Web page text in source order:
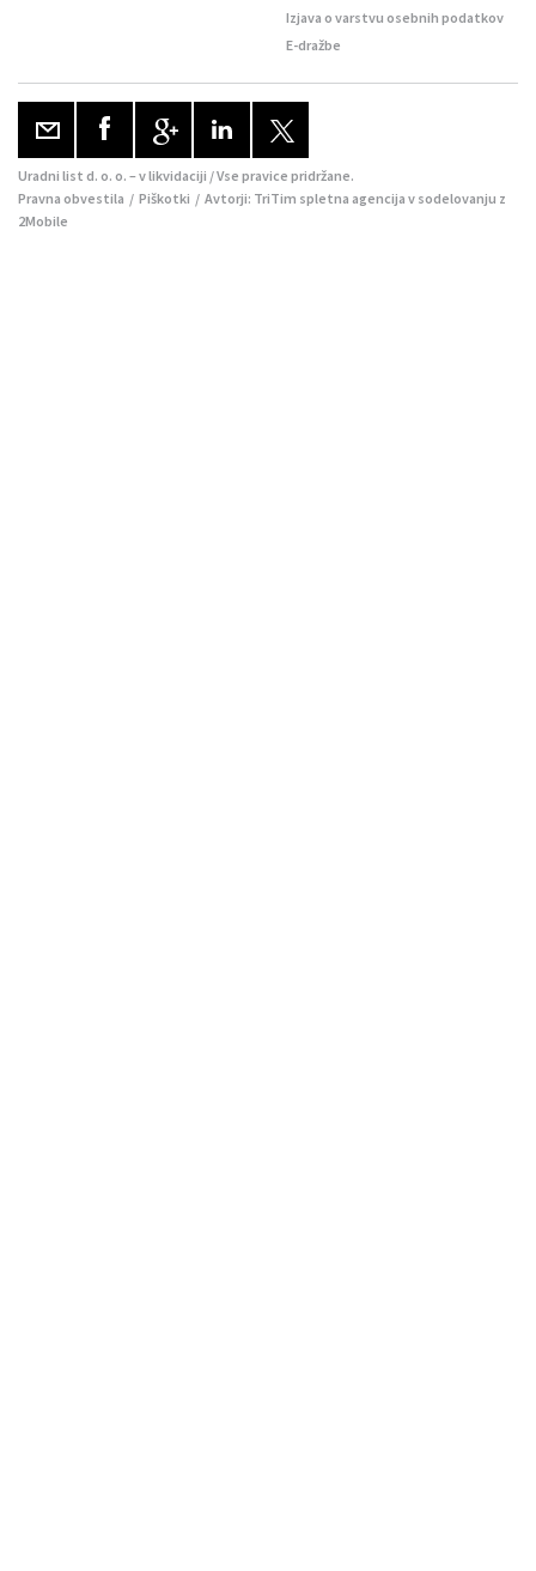
Izjava o varstvu osebnih podatkov
E-dražbe
Uradni list d. o. o. – v likvidaciji / Vse pravice pridržane.
Pravna obvestila / Piškotki / Avtorji: TriTim spletna agencija v sodelovanju z
2Mobile